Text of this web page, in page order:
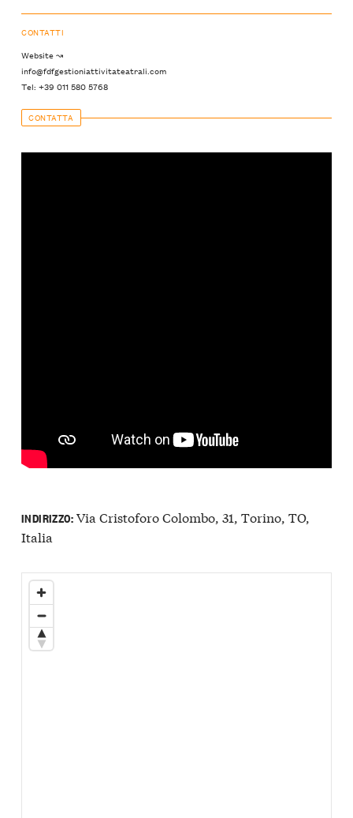
CONTATTI
Website ↝
info@fdfgestioniattivitateatrali.com
Tel: +39 011 580 5768
CONTATTA
INDIRIZZO:Via Cristoforo Colombo, 31, Torino, TO,
Italia